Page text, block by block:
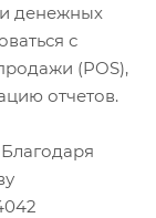
денежных
с
(POS),
отчетов.
Благодаря